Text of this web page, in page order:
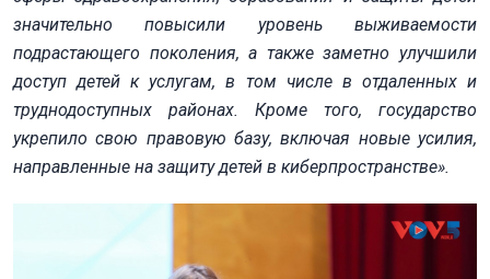
значительно повысили уровень выживаемости
подрастающего поколения, а также заметно улучшили
доступ детей к услугам, в том числе в отдаленных и
труднодоступных районах. Кроме того, государство
укрепило свою правовую базу, включая новые усилия,
направленные на защиту детей в киберпространстве».